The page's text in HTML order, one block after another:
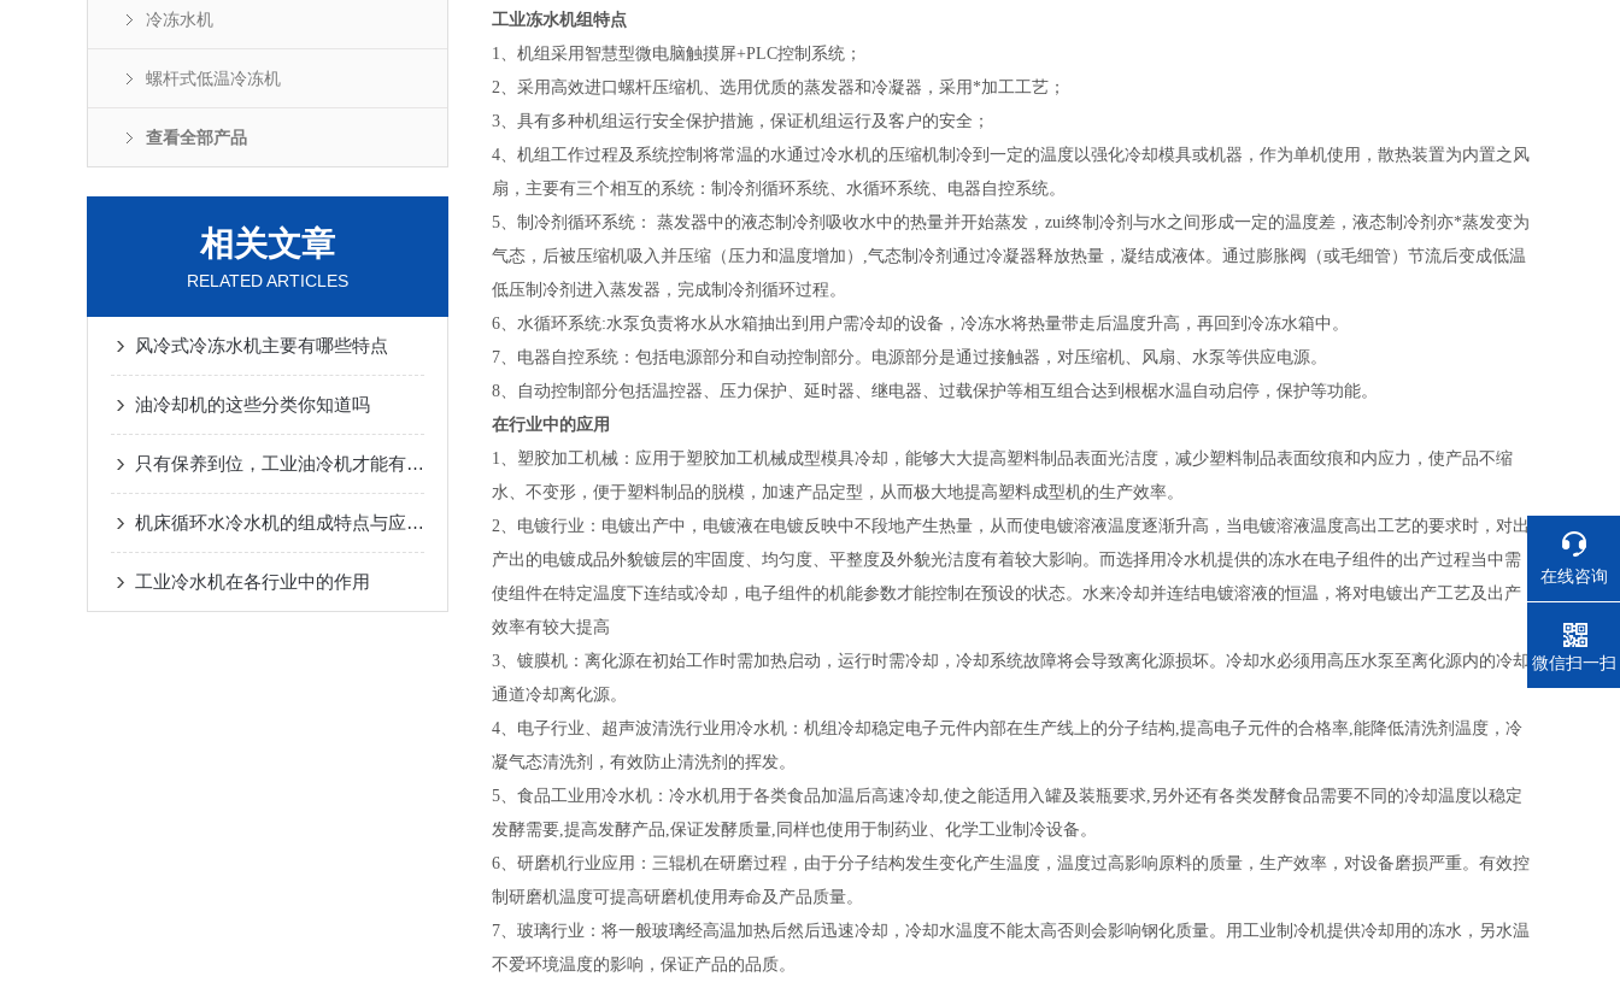
冷冻水机
螺杆式低温冷冻机
查看全部产品
相关文章
RELATED ARTICLES
风冷式冷冻水机主要有哪些特点
油冷却机的这些分类你知道吗
只有保养到位，工业油冷机才能有较好的效率和寿命
机床循环水冷水机的组成特点与应用优势。
工业冷水机在各行业中的作用
工业冻水机组 特点
1、机组采用智慧型微电脑触摸屏+PLC控制系统；
2、采用高效进口螺杆压缩机、选用优质的蒸发器和冷凝器，采用*加工工艺；
3、具有多种机组运行安全保护措施，保证机组运行及客户的安全；
4、机组工作过程及系统控制将常温的水通过冷水机的压缩机制冷到一定的温度以强化冷却模具或机器，作为单机使用，散热装置为内置之风
扇，主要有三个相互的系统：制冷剂循环系统、水循环系统、电器自控系统。
5、制冷剂循环系统：
蒸发器中的液态制冷剂吸收水中的热量并开始蒸发，zui终制冷剂与水之间形成一定的温度差，液态制冷剂亦*蒸发变为
气态，后被压缩机吸入并压缩（压力和温度增加） ,气态制冷剂通过冷凝器释放热量，凝结成液体。通过膨胀阀（或毛细管）节流后变成低温
低压制冷剂进入蒸发器，完成制冷剂循环过程。
6、水循环系统:水泵负责将水从水箱抽出到用户需冷却的设备，冷冻水将热量带走后温度升高，再回到冷冻水箱中。
7、电器自控系统：包括电源部分和自动控制部分。电源部分是通过接触器，对压缩机、风扇、水泵等供应电源。
8、自动控制部分包括温控器、压力保护、延时器、继电器、过载保护等相互组合达到根椐水温自动启停，保护等功能。
在行业中的应用
1、塑胶加工机械：应用于塑胶加工机械成型模具冷却，能够大大提高塑料制品表面光洁度，减少塑料制品表面纹痕和内应力，使产品不缩
水、不变形，便于塑料制品的脱模，加速产品定型，从而极大地提高塑料成型机的生产效率。
2、电镀行业：电镀出产中，电镀液在电镀反映中不段地产生热量，从而使电镀溶液温度逐渐升高，当电镀溶液温度高出工艺的要求时，对出
产出的电镀成品外貌镀层的牢固度、均匀度、平整度及外貌光洁度有着较大影响。而选择用冷水机提供的冻水在电子组件的出产过程当中需
使组件在特定温度下连结或冷却，电子组件的机能参数才能控制在预设的状态。水来冷却并连结电镀溶液的恒温，将对电镀出产工艺及出产
效率有较大提高
3、镀膜机：离化源在初始工作时需加热启动，运行时需冷却，冷却系统故障将会导致离化源损坏。冷却水必须用高压水泵至离化源内的冷却
通道冷却离化源。
4、电子行业、超声波清洗行业用冷水机：机组冷却稳定电子元件内部在生产线上的分子结构,提高电子元件的合格率,能降低清洗剂温度，冷
凝气态清洗剂，有效防止清洗剂的挥发。
5、食品工业用冷水机：冷水机用于各类食品加温后高速冷却,使之能适用入罐及装瓶要求, 另外还有各类发酵食品需要不同的冷却温度以稳定
发酵需要,提高发酵产品,保证发酵质量, 同样也使用于制药业、化学工业制冷设备。
6、研磨机行业应用：三辊机在研磨过程，由于分子结构发生变化产生温度，温度过高影响原料的质量，生产效率，对设备磨损严重。有效控
制研磨机温度可提高研磨机使用寿命及产品质量。
7、玻璃行业：将一般玻璃经高温加热后然后迅速冷却，冷却水温度不能太高否则会影响钢化质量。用工业制冷机提供冷却用的冻水，另水温
不爱环境温度的影响，保证产品的品质。
在线咨询
电话
微信扫一扫